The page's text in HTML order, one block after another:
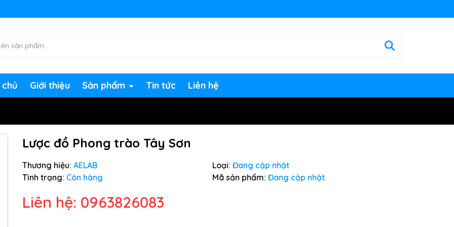
chờ đợi bạn
Giới thiệu Sản phẩm Tin tức Liên hệ
Lược đồ Phong trào Tây Sơn
Thương hiệu: AELAB Loại: Đang cập nhật
Tình trạng: Còn hàng Mã sản phẩm: Đang cập nhật
Liên hệ: 0963826083